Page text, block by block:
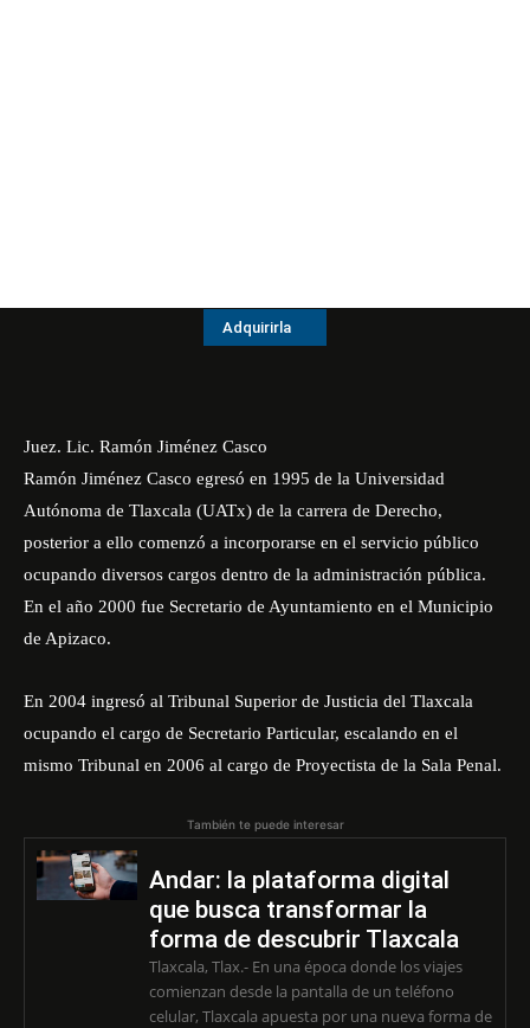
Adquirirla
Juez. Lic. Ramón Jiménez Casco
Ramón Jiménez Casco egresó en 1995 de la Universidad
Autónoma de Tlaxcala (UATx) de la carrera de Derecho,
posterior a ello comenzó a incorporarse en el servicio público
ocupando diversos cargos dentro de la administración pública.
En el año 2000 fue Secretario de Ayuntamiento en el Municipio
de Apizaco.
En 2004 ingresó al Tribunal Superior de Justicia del Tlaxcala
ocupando el cargo de Secretario Particular, escalando en el
mismo Tribunal en 2006 al cargo de Proyectista de la Sala Penal.
También te puede interesar
Andar: la plataforma digital
que busca transformar la
forma de descubrir Tlaxcala
Tlaxcala, Tlax.- En una época donde los viajes
comienzan desde la pantalla de un teléfono
celular, Tlaxcala apuesta por una nueva forma de